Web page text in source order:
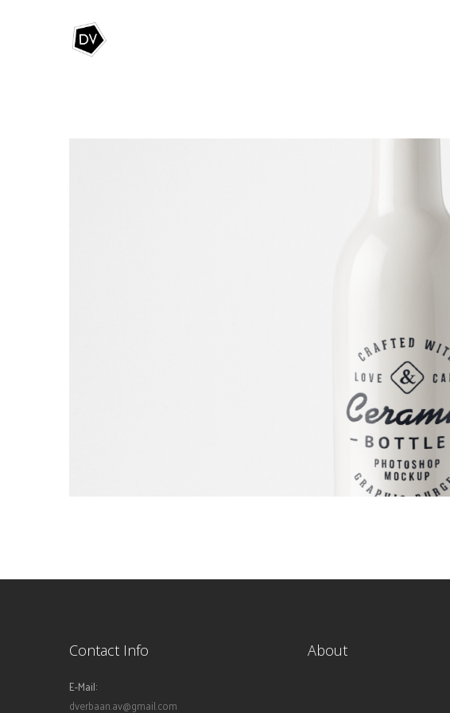
Contact Info
E-Mail:
dverbaan.av@gmail.com
About